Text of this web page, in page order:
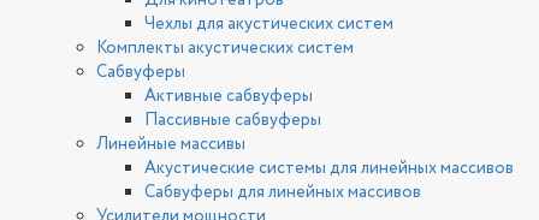
Чехлы для акустических систем
Комплекты акустических систем
Сабвуферы
Активные сабвуферы
Пассивные сабвуферы
Линейные массивы
Акустические системы для линейных массивов
Сабвуферы для линейных массивов